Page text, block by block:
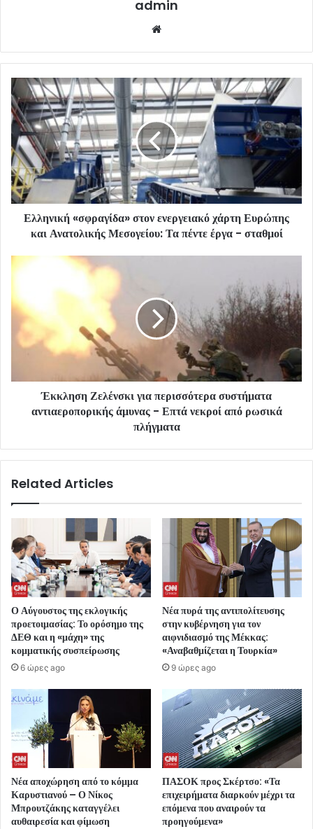
admin
Ελληνική «σφραγίδα» στον ενεργειακό χάρτη Ευρώπης
και Ανατολικής Μεσογείου: Τα πέντε έργα - σταθμοί
Έκκληση Ζελένσκι για περισσότερα συστήματα
αντιαεροπορικής άμυνας - Επτά νεκροί από ρωσικά
πλήγματα
Related Articles
Ο Αύγουστος της εκλογικής
προετοιμασίας: Το ορόσημο της
ΔΕΘ και η «μάχη» της
κομματικής συσπείρωσης
6 ώρες ago
Νέα πυρά της αντιπολίτευσης
στην κυβέρνηση για τον
αιφνιδιασμό της Μέκκας:
«Αναβαθμίζεται η Τουρκία»
9 ώρες ago
Νέα αποχώρηση από το κόμμα
Καρυστιανού – Ο Νίκος
Μπρουτζάκης καταγγέλει
αυθαιρεσία και φίμωση
ΠΑΣΟΚ προς Σκέρτσο: «Τα
επιχειρήματα διαρκούν μέχρι τα
επόμενα που αναιρούν τα
προηγούμενα»